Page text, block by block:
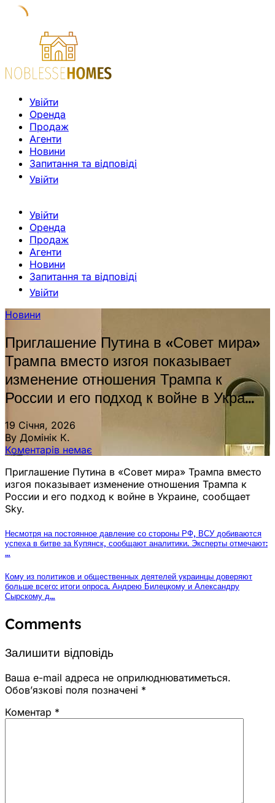
Увійти
Оренда
Продаж
Агенти
Новини
Запитання та відповіді
Увійти
Увійти
Оренда
Продаж
Агенти
Новини
Запитання та відповіді
Увійти
Новини
Приглашение Путина в «Совет мира»
Трампа вместо изгоя показывает
изменение отношения Трампа к
России и его подход к войне в Укра…
19 Січня, 2026
By Домінік К.
Коментарів немає
Приглашение Путина в «Совет мира» Трампа вместо
изгоя показывает изменение отношения Трампа к
России и его подход к войне в Украине, сообщает
Sky.
Несмотря на постоянное давление со стороны РФ, ВСУ добиваются
успеха в битве за Купянск, сообщают аналитики. Эксперты отмечают:
…
Кому из политиков и общественных деятелей украинцы доверяют
больше всего: итоги опроса. Андрею Билецкому и Александру
Сырскому д…
Comments
Залишити відповідь
Ваша e-mail адреса не оприлюднюватиметься.
Обов’язкові поля позначені *
Коментар *